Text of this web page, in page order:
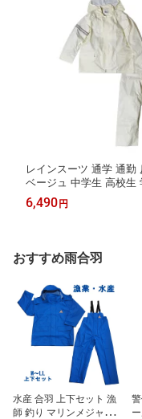
レインスーツ 通学 通勤
ベージュ 中学生 高校生
6,490 円
おすすめ雨合羽
水産 合羽 上下セット 漁
師 釣り マリンメジャー